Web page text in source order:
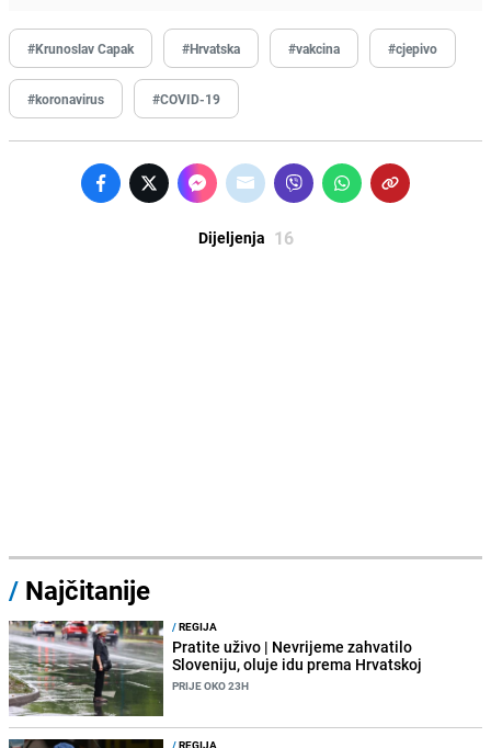
#Krunoslav Capak #Hrvatska #vakcina #cjepivo
#koronavirus #COVID-19
Dijeljenja 16
/ Najčitanije
/REGIJA
Pratite uživo | Nevrijeme zahvatilo
Sloveniju, oluje idu prema Hrvatskoj
PRIJE OKO 23H
/REGIJA